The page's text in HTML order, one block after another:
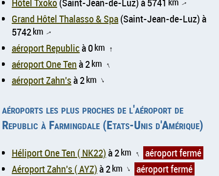
Hôtel Txoko (Saint-Jean-de-Luz) à 5741 ↑
Grand Hôtel Thalasso & Spa(Saint-Jean-de-Luz) à
5742km ↑
aéroport Republicà 0km ↑
aéroport One Tenà 2km ↑
aéroport Zahn'sà 2km ↑
aéroports les plus proches de l'aéroport de
Republic à Farmingdale (Etats-Unis d'Amérique)
Héliport One Ten ( NK22)à 2km ↑ aéroport fermé
Aéroport Zahn's ( AYZ)à 2km ↑ aéroport fermé